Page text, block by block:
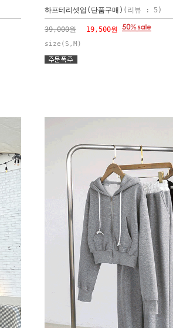
하프테리셋업(단품구매) (리뷰 : 5)
39,000원 19,500원
size(S,M)